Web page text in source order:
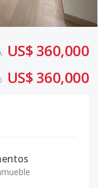
US$ 360,000
US$ 360,000